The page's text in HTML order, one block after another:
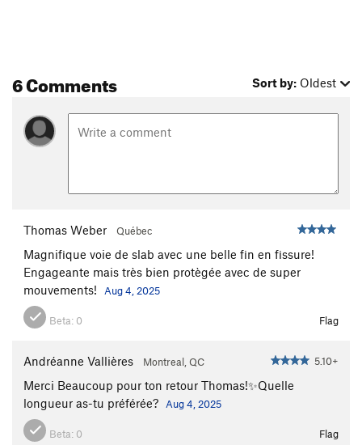
6 Comments Sort by: Oldest
Thomas Weber Québec
Magnifique voie de slab avec une belle fin en fissure!
Engageante mais très bien protègée avec de super
mouvements!
Aug 4, 2025
Beta: 0 Flag
Andréanne Vallières Montreal, QC 5.10+
Merci Beaucoup pour ton retour Thomas!✨Quelle
longueur as-tu préférée?
Aug 4, 2025
Beta: 0 Flag